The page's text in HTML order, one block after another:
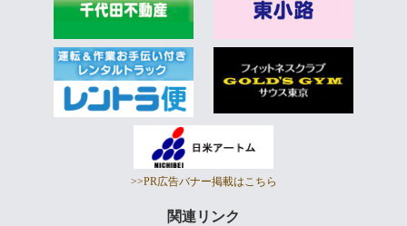
>>PR広告バナー掲載はこちら
関連リンク